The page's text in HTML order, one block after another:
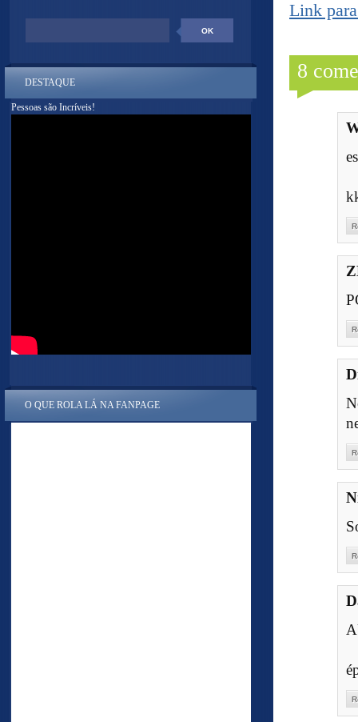
Link
8
DESTAQUE
Pessoas são Incríveis!
O QUE ROLA LÁ NA FANPAGE